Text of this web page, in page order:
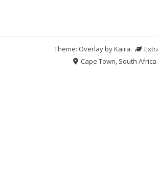
Theme: Overlay byKaira.
Cape Town, South Africa